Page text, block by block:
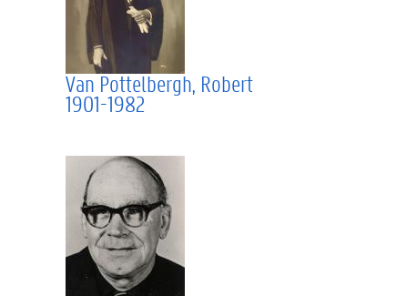
Van Pottelbergh, Robert
1901-1982